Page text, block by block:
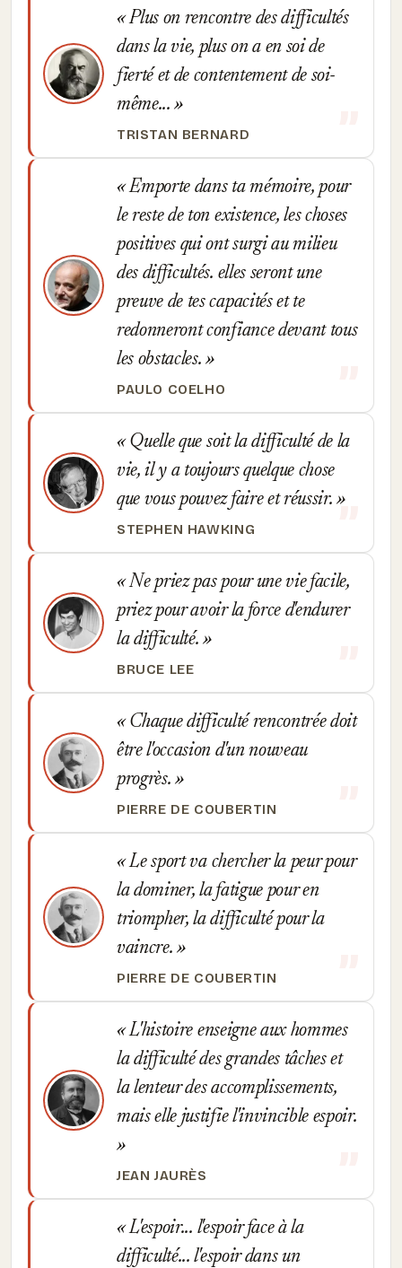
Plus on rencontre des difficultés
dans la vie, plus on a en soi de
fierté et de contentement de soi-
même...
TRISTAN BERNARD
Emporte dans ta mémoire, pour
le reste de ton existence, les choses
positives qui ont surgi au milieu
des difficultés. elles seront une
preuve de tes capacités et te
redonneront confiance devant tous
les obstacles.
PAULO COELHO
Quelle que soit la difficulté de la
vie, il y a toujours quelque chose
que vous pouvez faire et réussir.
STEPHEN HAWKING
Ne priez pas pour une vie facile,
priez pour avoir la force d'endurer
la difficulté.
BRUCE LEE
Chaque difficulté rencontrée doit
être l'occasion d'un nouveau
progrès.
PIERRE DE COUBERTIN
Le sport va chercher la peur pour
la dominer, la fatigue pour en
triompher, la difficulté pour la
vaincre.
PIERRE DE COUBERTIN
L'histoire enseigne aux hommes
la difficulté des grandes tâches et
la lenteur des accomplissements,
mais elle justifie l'invincible espoir.
JEAN JAURÈS
L'espoir... l'espoir face à la
difficulté... l'espoir dans un